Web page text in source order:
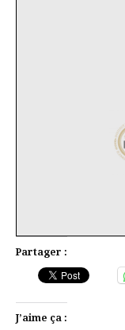
Partager :
J’aime ça :